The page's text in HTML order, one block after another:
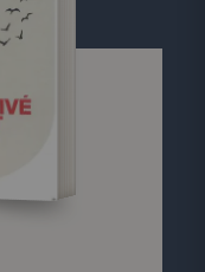
et Montréal